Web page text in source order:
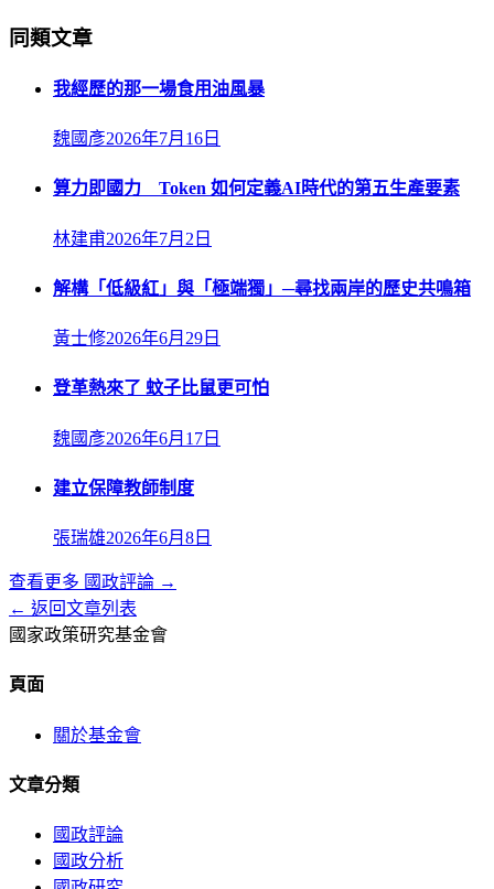
同類文章
我經歷的那一場食用油風暴
魏國彥2026年7月16日
算力即國力 Token 如何定義AI時代的第五生產要素
林建甫2026年7月2日
解構「低級紅」與「極端獨」─尋找兩岸的歷史共鳴箱
黃士修2026年6月29日
登革熱來了 蚊子比鼠更可怕
魏國彥2026年6月17日
建立保障教師制度
張瑞雄2026年6月8日
查看更多 國政評論 →
← 返回文章列表
國家政策研究基金會
頁面
關於基金會
文章分類
國政評論
國政分析